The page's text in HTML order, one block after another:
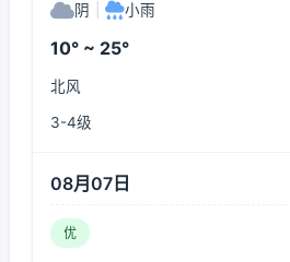
阴 小雨
10° ~ 25°
北风
3-4级
08月07日
优